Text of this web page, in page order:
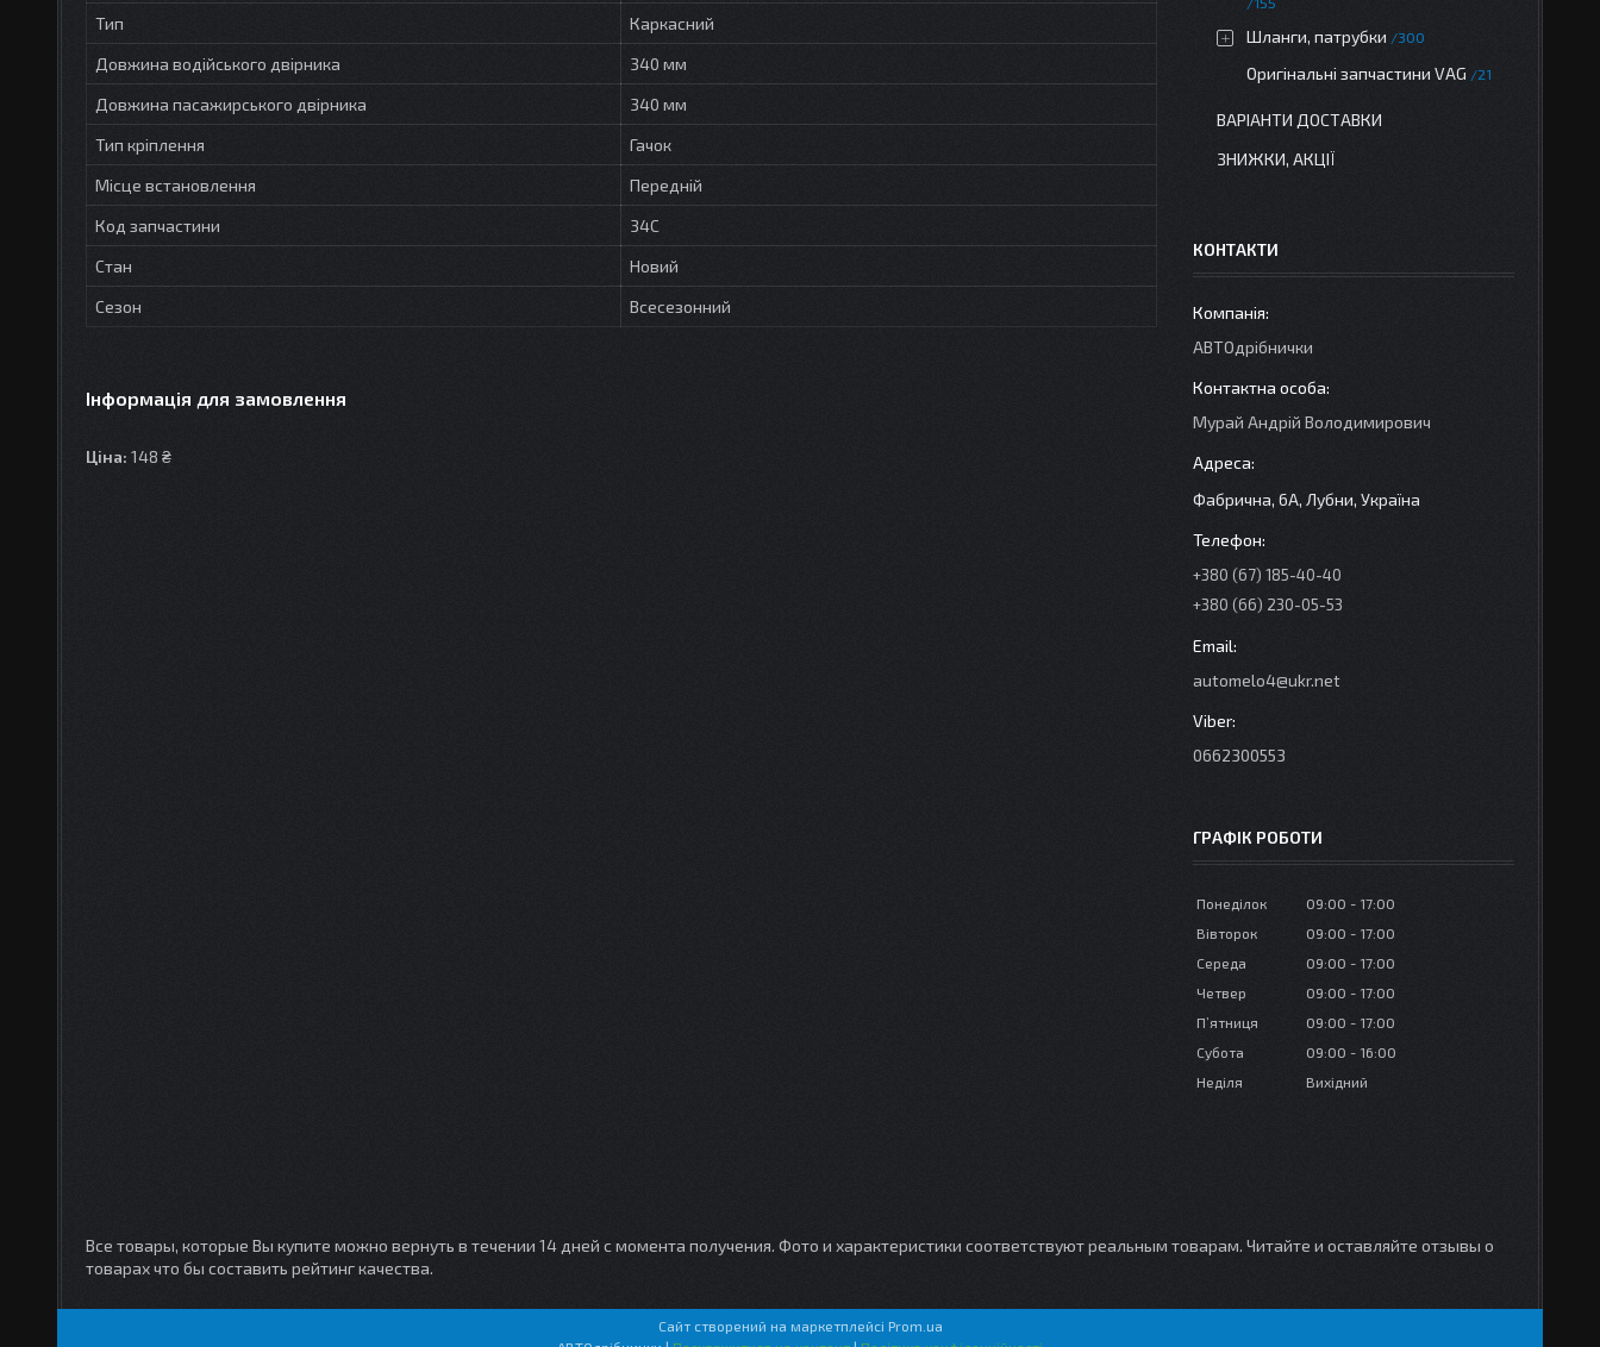
Тип
Каркасний
Довжина водійського двірника
340 мм
Довжина пасажирського двірника
340 мм
Тип кріплення
Гачок
Місце встановлення
Передній
Код запчастини
34C
Стан
Новий
Сезон
Всесезонний
Інформація для замовлення
Ціна: 148 ₴
Шланги, патрубки 300
Оригінальні запчастини VAG 21
ВАРІАНТИ ДОСТАВКИ
ЗНИЖКИ, АКЦІЇ
КОНТАКТИ
АВТОдрібнички
Мурай Андрій Володимирович
Фабрична, 6А, Лубни, Україна
+380 (67) 185-40-40
+380 (66) 230-05-53
automelo4@ukr.net
0662300553
ГРАФІК РОБОТИ
Понеділок 09:00
17:00
Вівторок
09:00
17:00
Середа
09:00
17:00
Четвер
09:00
17:00
Пʼятниця
09:00
17:00
Субота
09:00
16:00
Неділя
Вихідний
Все товары, которые Вы купите можно вернуть в течении 14 дней с момента получения. Фото и характеристики соответствуют реальным товарам. Читайте и оставляйте отзывы о
товарах что бы составить рейтинг качества.
Сайт створений на маркетплейсі Prom.ua